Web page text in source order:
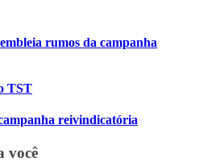
rumos da campanha
TST
reivindicatória
você